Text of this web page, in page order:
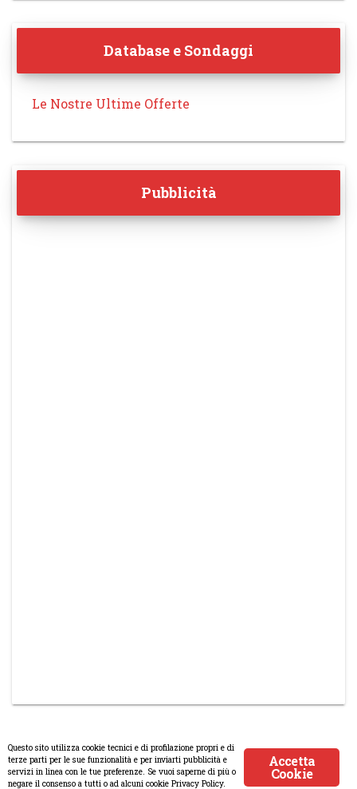
Database e Sondaggi
Le Nostre Ultime Offerte
Pubblicità
© Copyright 2008-2017 Scenaripolitici.com - Tutti i diritti riservati.
Accetta
Cookie
Questo sito utilizza cookie tecnici e di profilazione propri e di
terze parti per le sue funzionalità e per inviarti pubblicità e
servizi in linea con le tue preferenze. Se vuoi saperne di più o
negare il consenso a tutti o ad alcuni cookie Privacy Policy.